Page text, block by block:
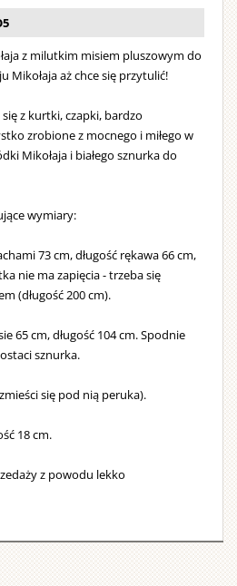
wielkim
prać
w
z milutkim misiem pluszowym do
Mikołaja aż chce się przytulić!
z kurtki, czapki, bardzo
zrobione z mocnego i miłego w
Mikołaja i białego sznurka do
wymiary:
73 cm, długość rękawa 66 cm,
nie ma zapięcia - trzeba się
(długość 200 cm).
65 cm, długość 104 cm. Spodnie
sznurka.
się pod nią peruka).
18 cm.
z powodu lekko